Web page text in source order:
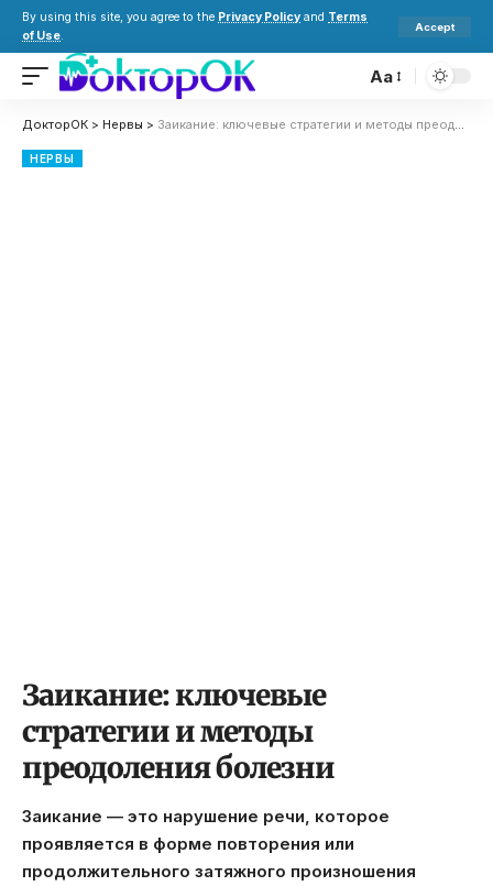
By using this site, you agree to the Privacy Policy and Terms
of Use.
Accept
Aa
ДокторОК > Нервы > Заикание: ключевые стратегии и методы преодоления болезни
НЕРВЫ
Заикание: ключевые
стратегии и методы
преодоления болезни
Заикание — это нарушение речи, которое
проявляется в форме повторения или
продолжительного затяжного произношения